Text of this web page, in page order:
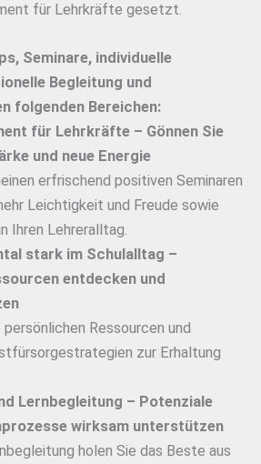
für Lehrkräfte gesetzt.
Seminare, individuelle
Begleitung und
folgenden Bereichen:
für Lehrkräfte – Gönnen Sie
und neue Energie
erfrischend positiven Seminaren
Leichtigkeit und Freude sowie
Ihren Lehreralltag.
stark im Schulalltag –
entdecken und
persönlichen Ressourcen und
zur Erhaltung
Lernbegleitung – Potenziale
wirksam unterstützen
holen Sie das Beste aus